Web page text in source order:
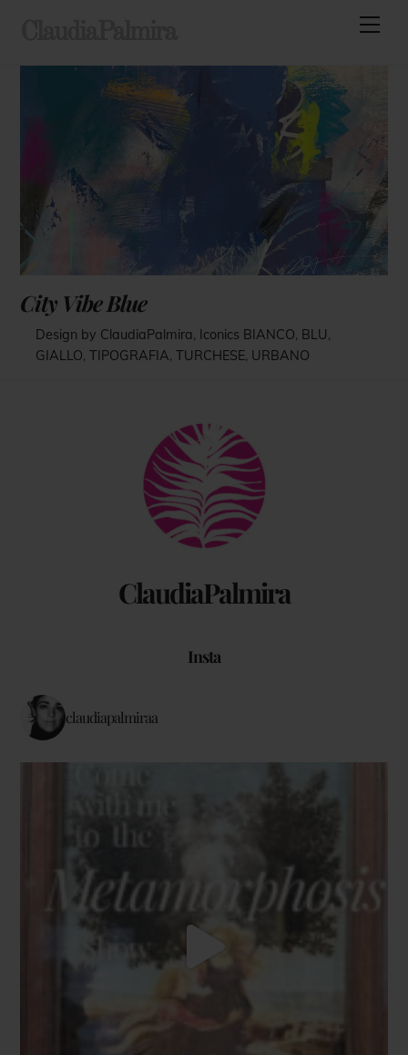
City Vibe Blue
Design by ClaudiaPalmira, Iconics BIANCO, BLU,
GIALLO, TIPOGRAFIA, TURCHESE, URBANO
ClaudiaPalmira
Back
To
Top
Insta
claudiapalmiraa